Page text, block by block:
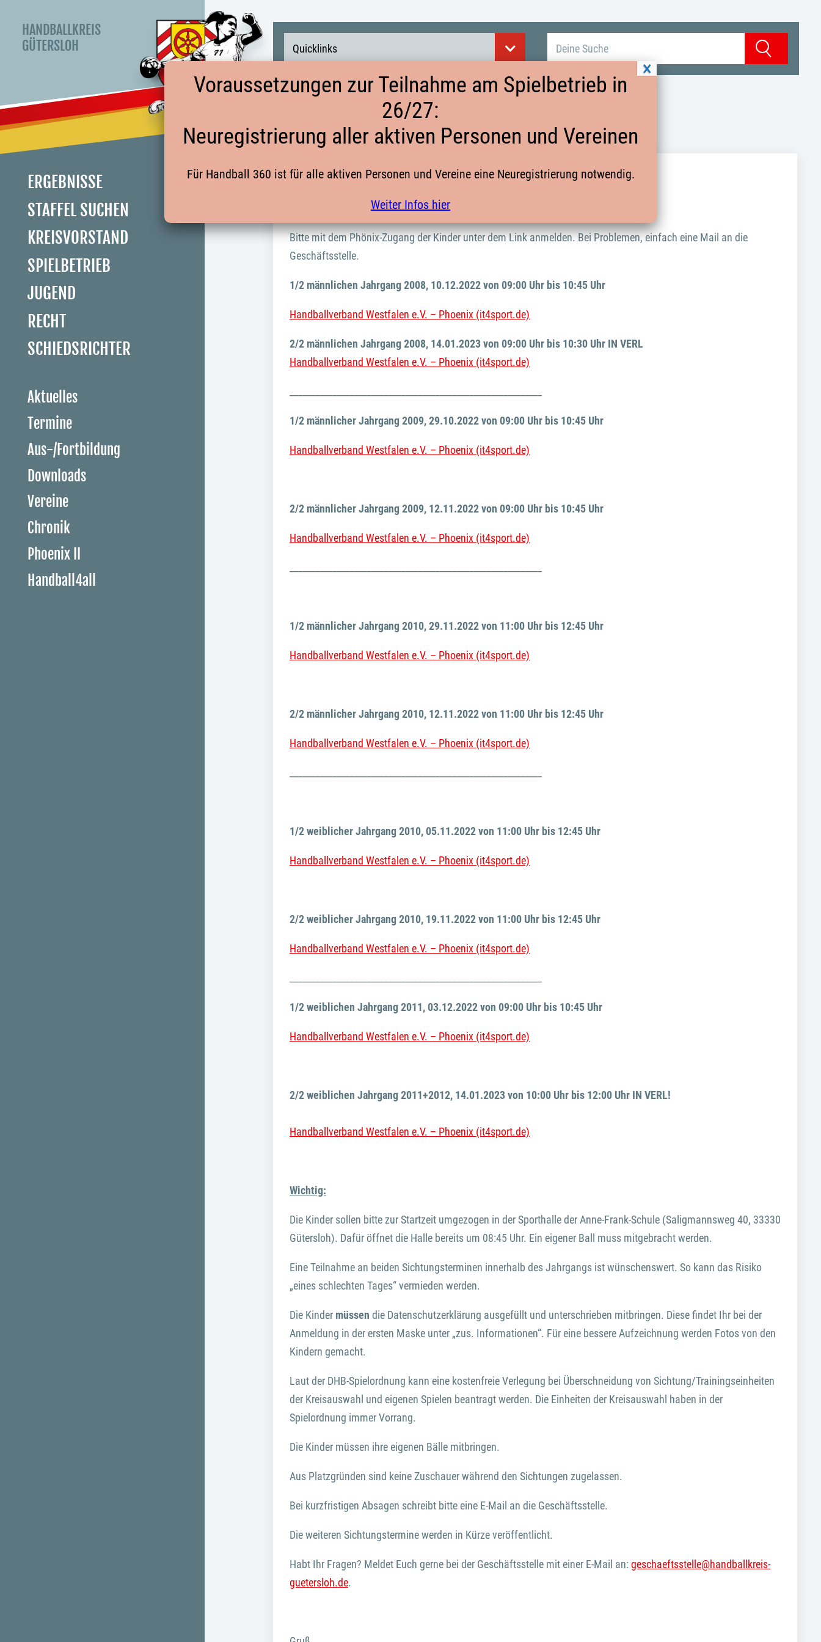
HANDBALLKREIS
GÜTERSLOH
ERGEBNISSE
STAFFEL SUCHEN
KREISVORSTAND
SPIELBETRIEB
JUGEND
RECHT
SCHIEDSRICHTER
Aktuelles
Termine
Aus-/Fortbildung
Downloads
Vereine
Chronik
Phoenix II
Handball4all
Quicklinks Suchen
SICHTUNGSTERMINE
Liebe Sportfreunde,
hier findet Ihr die Sichtungstermine mit den Anmeldelinks direkt darunter.
Bitte mit dem Phönix-Zugang der Kinder unter dem Link anmelden. Bei Problemen, einfach eine Mail an die
Geschäftsstelle.
1/2 männlichen Jahrgang 2008, 10.12.2022 von 09:00 Uhr bis 10:45 Uhr
Handballverband Westfalen e.V. – Phoenix (it4sport.de)
2/2 männlichen Jahrgang 2008, 14.01.2023 von 09:00 Uhr bis 10:30 Uhr IN VERL
Handballverband Westfalen e.V. – Phoenix (it4sport.de)
1/2 männlicher Jahrgang 2009, 29.10.2022 von 09:00 Uhr bis 10:45 Uhr
Handballverband Westfalen e.V. – Phoenix (it4sport.de)
2/2 männlicher Jahrgang 2009, 12.11.2022 von 09:00 Uhr bis 10:45 Uhr
Handballverband Westfalen e.V. – Phoenix (it4sport.de)
1/2 männlicher Jahrgang 2010, 29.11.2022 von 11:00 Uhr bis 12:45 Uhr
Handballverband Westfalen e.V. – Phoenix (it4sport.de)
2/2 männlicher Jahrgang 2010, 12.11.2022 von 11:00 Uhr bis 12:45 Uhr
Handballverband Westfalen e.V. – Phoenix (it4sport.de)
1/2 weiblicher Jahrgang 2010, 05.11.2022 von 11:00 Uhr bis 12:45 Uhr
Handballverband Westfalen e.V. – Phoenix (it4sport.de)
2/2 weiblicher Jahrgang 2010, 19.11.2022 von 11:00 Uhr bis 12:45 Uhr
Handballverband Westfalen e.V. – Phoenix (it4sport.de)
1/2 weiblichen Jahrgang 2011, 03.12.2022 von 09:00 Uhr bis 10:45 Uhr
Handballverband Westfalen e.V. – Phoenix (it4sport.de)
2/2 weiblichen Jahrgang 2011+2012, 14.01.2023 von 10:00 Uhr bis 12:00 Uhr IN VERL!
Handballverband Westfalen e.V. – Phoenix (it4sport.de)
Wichtig:
Die Kinder sollen bitte zur Startzeit umgezogen in der Sporthalle der Anne-Frank-Schule (Saligmannsweg 40, 33330
Gütersloh). Dafür öffnet die Halle bereits um 08:45 Uhr. Ein eigener Ball muss mitgebracht werden.
Eine Teilnahme an beiden Sichtungsterminen innerhalb des Jahrgangs ist wünschenswert. So kann das Risiko
„eines schlechten Tages“ vermieden werden.
Die Kinder müssen die Datenschutzerklärung ausgefüllt und unterschrieben mitbringen. Diese findet Ihr bei der
Anmeldung in der ersten Maske unter „zus. Informationen“. Für eine bessere Aufzeichnung werden Fotos von den
Kindern gemacht.
Laut der DHB-Spielordnung kann eine kostenfreie Verlegung bei Überschneidung von Sichtung/Trainingseinheiten
der Kreisauswahl und eigenen Spielen beantragt werden. Die Einheiten der Kreisauswahl haben in der
Spielordnung immer Vorrang.
Die Kinder müssen ihre eigenen Bälle mitbringen.
Aus Platzgründen sind keine Zuschauer während den Sichtungen zugelassen.
Bei kurzfristigen Absagen schreibt bitte eine E-Mail an die Geschäftsstelle.
Die weiteren Sichtungstermine werden in Kürze veröffentlicht.
Habt Ihr Fragen? Meldet Euch gerne bei der Geschäftsstelle mit einer E-Mail an: geschaeftsstelle@handballkreis-
guetersloh.de.
Voraussetzungen zur Teilnahme am Spielbetrieb in
26/27:
Neuregistrierung aller aktiven Personen und Vereinen
Für Handball 360 ist für alle aktiven Personen und Vereine eine Neuregistrierung notwendig.
Weiter Infos hier